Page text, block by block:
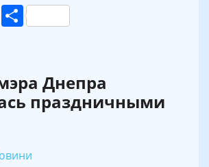
Twitter
Поділитися
Днепра
праздничными